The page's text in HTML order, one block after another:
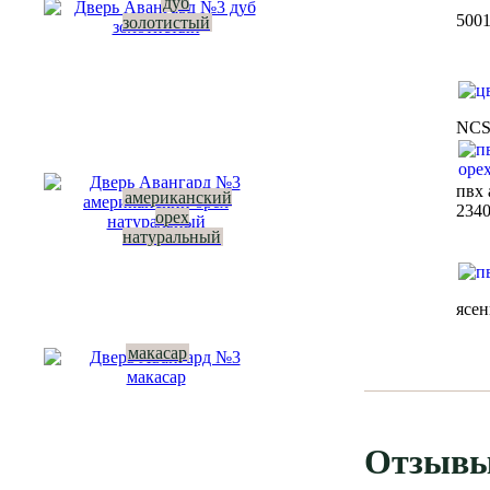
золотистый
американский
орех
натуральный
макасар
пвх